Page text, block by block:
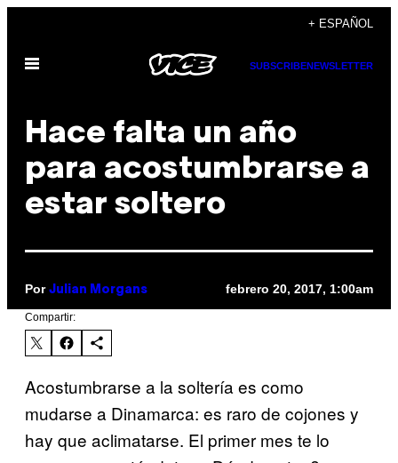
contenido
+ ESPAÑOL
Abrir
SUBSCRIBENEWSLETTER
Hace falta un año
para acostumbrarse a
estar soltero
Por Julian Morgans febrero 20, 2017, 1:00am
Compartir:
Acostumbrarse a la soltería es como
mudarse a Dinamarca: es raro de cojones y
hay que aclimatarse. El primer mes te lo